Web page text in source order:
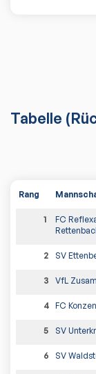
Tabelle (
Rang
1
FC
2 SV
3 VfL
4 FC
5 SV
6 SV